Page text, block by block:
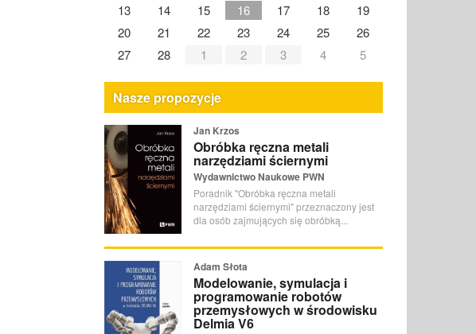
13
14 15 16 17 18
19
20
21 22 23 24 25
26
27
28 1 2 3 4 5
Nasze propozycje
Jan Krzos
Obróbka ręczna metali
narzędziami ściernymi
Wydawnictwo Naukowe PWN
Poradnik "Obróbka ręczna metali
narzędziami ściernymi" przeznaczony jest
dla osób zajmujących się obróbką...
Adam Słota
Modelowanie, symulacja i
programowanie robotów
przemysłowych w środowisku
Delmia V6